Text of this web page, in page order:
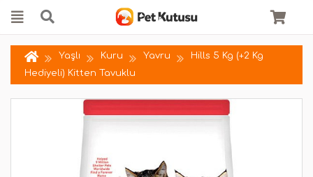
Yaşlı Kuru Yavru
Hills 5 Kg (+2 Kg
Hediyeli) Kitten Tavuklu